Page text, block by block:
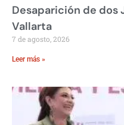
Desaparición de dos
Vallarta
7 de agosto, 2026
Leer más »